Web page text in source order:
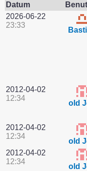
Datum
2026-06-22
23:33
2012-04-02
12:34
old
2012-04-02
12:34
old
2012-04-02
12:34
old